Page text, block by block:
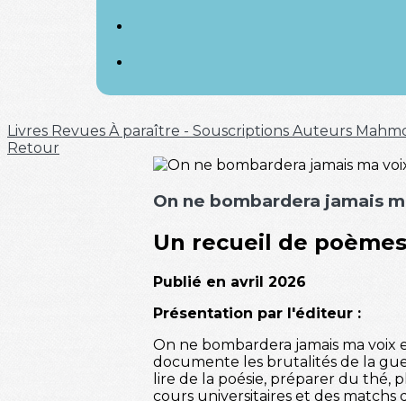
Livres Revues À paraître - Souscriptions Auteurs
Retour
On ne bombardera jamais
Un recueil de
Publié en avril 2026
Présentation par l'éditeur :
On ne bombardera jamais ma
documente les brutalités de la
lire de la poésie, préparer du thé,
cours universitaires et des